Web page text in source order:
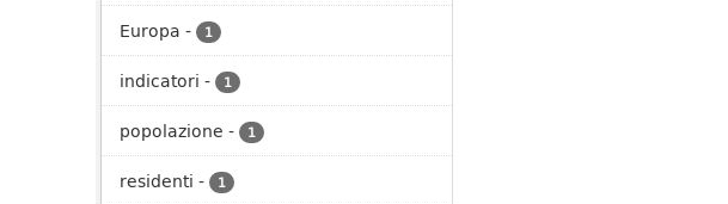
Europa - 1
indicatori - 1
popolazione - 1
residenti - 1